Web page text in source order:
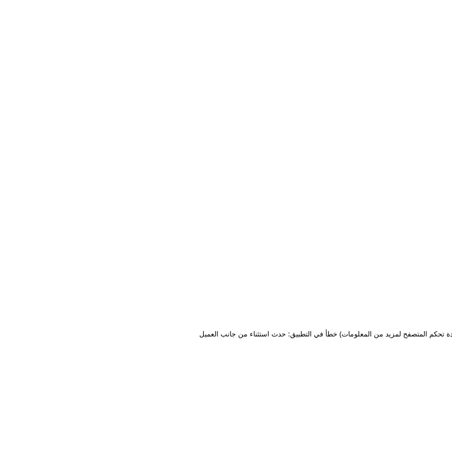
خطأ في التطبيق: حدث استثناء من جانب العميل تحكم المتصفح لمزيد من المعلومات)